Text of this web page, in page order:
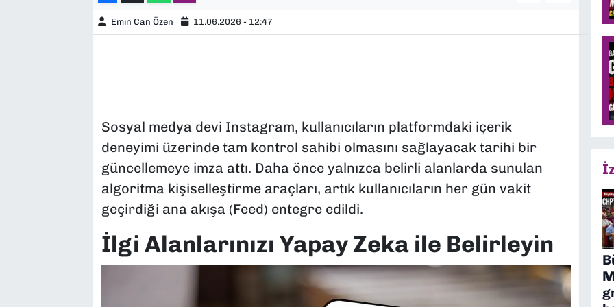
Emin Can Özen 11.06.2026 - 12:47
Sosyal medya devi Instagram, kullanıcıların platformdaki içerik
deneyimi üzerinde tam kontrol sahibi olmasını sağlayacak tarihi bir
güncellemeye imza attı. Daha önce yalnızca belirli alanlarda sunulan
algoritma kişiselleştirme araçları, artık kullanıcıların her gün vakit
geçirdiği ana akışa (Feed) entegre edildi.
İlgi Alanlarınızı Yapay Zeka ile Belirleyin